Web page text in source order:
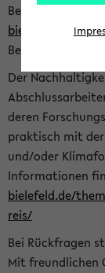
Bewerbung
bielefeld.de/
Bewerbungsfrist
Der
deren
praktisch mit
und/oder
Informationen
bielefeld.de/
reis/
Bei Rückfragen
Mit freundlichen